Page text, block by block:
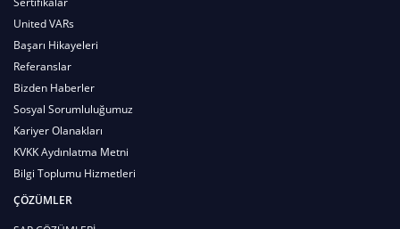
United VARs
Başarı Hikayeleri
Referanslar
Bizden Haberler
Sosyal Sorumluluğumuz
Kariyer Olanakları
KVKK Aydınlatma Metni
Bilgi Toplumu Hizmetleri
ÇÖZÜMLER